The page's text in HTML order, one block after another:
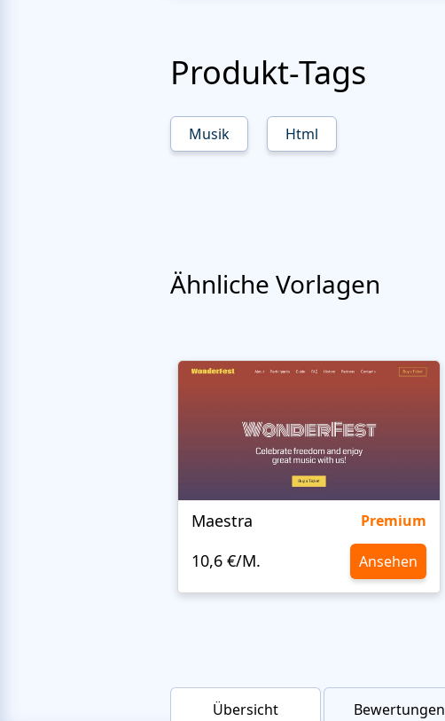
Produkt-Tags
Musik Html
Ähnliche Vorlagen
Maestra Premium
10,6 €/M. Ansehen
Übersicht Bewertungen